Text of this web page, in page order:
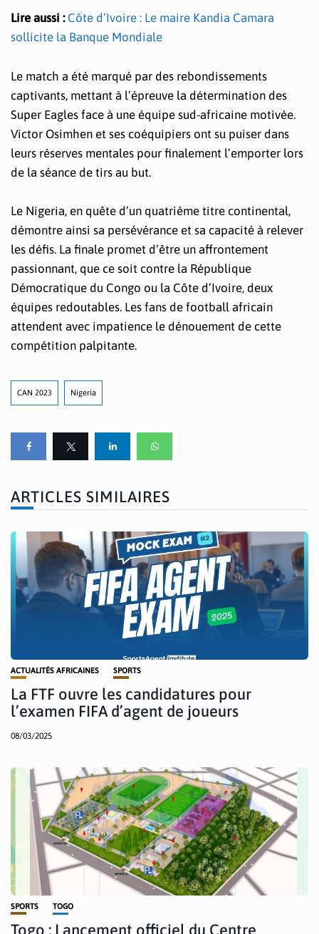
Lire aussi : Côte d’Ivoire : Le maire Kandia Camara
sollicite la Banque Mondiale
Le match a été marqué par des rebondissements
captivants, mettant à l’épreuve la détermination des
Super Eagles face à une équipe sud-africaine motivée.
Victor Osimhen et ses coéquipiers ont su puiser dans
leurs réserves mentales pour finalement l’emporter lors
de la séance de tirs au but.
Le Nigeria, en quête d’un quatrième titre continental,
démontre ainsi sa persévérance et sa capacité à relever
les défis. La finale promet d’être un affrontement
passionnant, que ce soit contre la République
Démocratique du Congo ou la Côte d’Ivoire, deux
équipes redoutables. Les fans de football africain
attendent avec impatience le dénouement de cette
compétition palpitante.
CAN 2023 Nigeria
ARTICLES SIMILAIRES
ACTUALITÉS AFRICAINES SPORTS
La FTF ouvre les candidatures pour
l’examen FIFA d’agent de joueurs
08/03/2025
SPORTS TOGO
Togo : Lancement officiel du Centre